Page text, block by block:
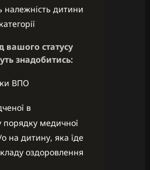
належність дитини
вашого статусу
знадобитись:
ВПО
в
порядку медичної
на дитину, яка їде
оздоровлення